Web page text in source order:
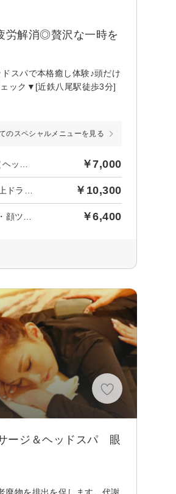
労解消◎贅沢な一時を
スパで本格癒し体験♪頭だけ
ック▼[近鉄八尾駅徒歩3分]
のスペシャルメニューを見る
￥7,000
￥10,300
￥6,400
ージ＆ヘッドスパ 眼
廃物を排出を促します。代謝